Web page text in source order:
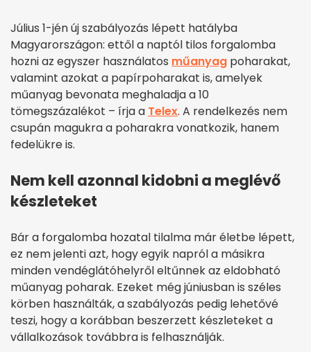
Július 1-jén új szabályozás lépett hatályba
Magyarországon: ettől a naptól tilos forgalomba
hozni az egyszer használatos műanyag poharakat,
valamint azokat a papírpoharakat is, amelyek
műanyag bevonata meghaladja a 10
tömegszázalékot – írja a Telex. A rendelkezés nem
csupán magukra a poharakra vonatkozik, hanem
fedelükre is.
Nem kell azonnal kidobni a meglévő
készleteket
Bár a forgalomba hozatal tilalma már életbe lépett,
ez nem jelenti azt, hogy egyik napról a másikra
minden vendéglátóhelyről eltűnnek az eldobható
műanyag poharak. Ezeket még júniusban is széles
körben használták, a szabályozás pedig lehetővé
teszi, hogy a korábban beszerzett készleteket a
vállalkozások továbbra is felhasználják.